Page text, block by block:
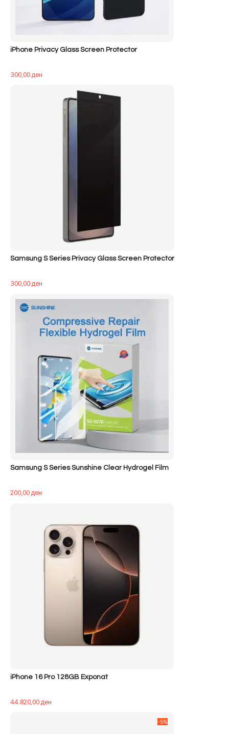
iPhone Privacy Glass Screen Protector
300,00ден
Samsung S Series Privacy Glass Screen Protector
300,00ден
Samsung S Series Sunshine Clear Hydrogel Film
200,00ден
iPhone 16 Pro 128GB Exponat
44.820,00ден
-5%